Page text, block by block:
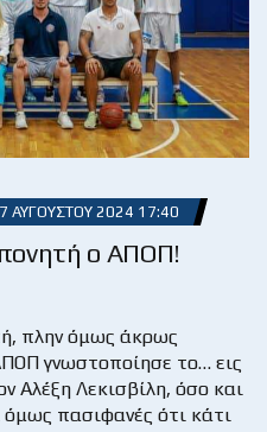
7 ΑΥΓΟΎΣΤΟΥ 2024 17:40
ο ΑΠΟΠ!
πλην όμως άκρως
γνωστοποίησε το… εις
Αλέξη Λεκισβίλη, όσο και
όμως πασιφανές ότι κάτι